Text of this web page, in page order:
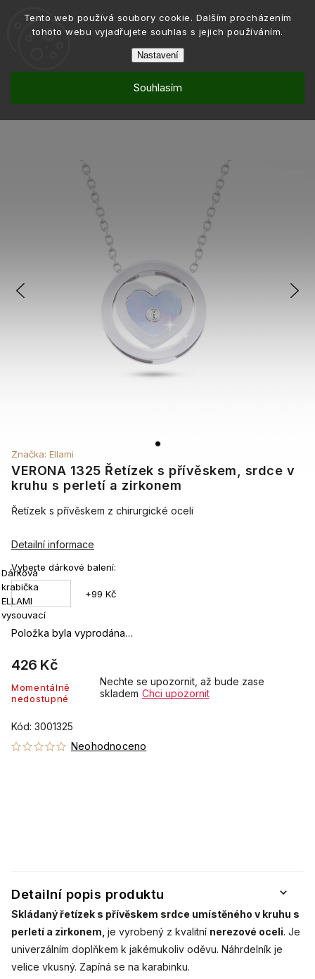
Tento web používá soubory cookie. Dalším procházením
tohoto webu vyjadřujete souhlas s jejich používáním.
Nastavení
Souhlasím
Šperky Řetízky
VERONA 1325 Řetízek s přívěskem, srdce v
kruhu s perletí a zirkonem
Neohodnoceno
Kód: 3001325
Značka: Ellami
426 Kč
Momentálně
nedostupné
Nechte se upozornit, až bude zase
skladem Chci upozornit
Vyberte dárkové balení:
Dárková
krabička
ELLAMI
vysouvací
+99 Kč
Položka byla vyprodána…
Řetízek s přívěskem z chirurgické oceli
Detailní informace
Detailní popis produktu
Skládaný řetízek s přívěskem srdce umístěného v kruhu s
perletí a zirkonem, je vyrobený z kvalitní nerezové oceli. Je
univerzálním doplňkem k jakémukoliv oděvu. Náhrdelník je
velice vkusný. Zapíná se na karabinku.